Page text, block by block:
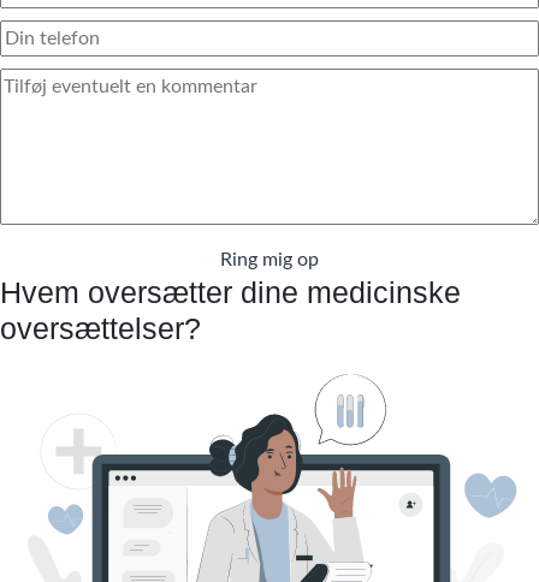
Ring mig op
Hvem oversætter dine medicinske
oversættelser?